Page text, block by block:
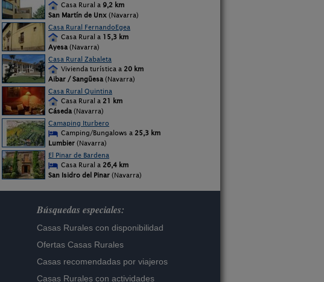
Casa Rural a 9,2 km
San Martín de Unx (Navarra)
Casa Rural FernandoEgea
Casa Rural a 15,3 km
Ayesa (Navarra)
Casa Rural Zabaleta
Vivienda turística a 20 km
Aibar / Sangüesa (Navarra)
Casa Rural Quintina
Casa Rural a 21 km
Cáseda (Navarra)
Camaping Iturbero
Camping/Bungalows a 25,3 km
Lumbier (Navarra)
El Pinar de Bardena
Casa Rural a 26,4 km
San Isidro del Pinar (Navarra)
Búsquedas especiales:
Casas Rurales con disponibilidad
Ofertas Casas Rurales
Casas recomendadas por viajeros
Casas Rurales con actividades